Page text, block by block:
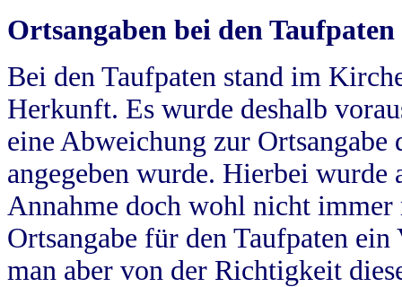
Ortsangaben bei den Taufpaten
Bei den Taufpaten stand im
Herkunft. Es wurde deshalb
eine Abweichung zur
angegeben wurde. Hierbei wurde
Annahme doch wohl nicht
Ortsangabe für den Taufpaten
man aber von der Richtigkeit